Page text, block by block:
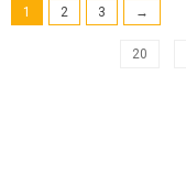
1
2 3 →
20